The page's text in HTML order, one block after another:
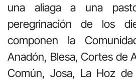
una aliaga a una
peregrinación de los
componen la
Anadón, Blesa, Cortes de
Común, Josa, La Hoz de